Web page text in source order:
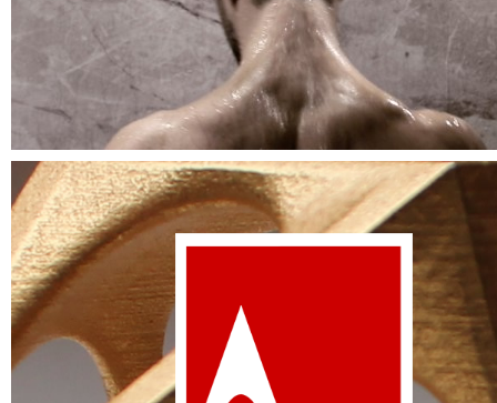
Design Davide Oppizzi
A' DESIGN AWARD PLATINIUM 2018